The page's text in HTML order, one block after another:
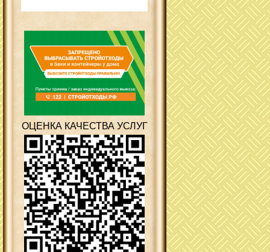
ОЦЕНКА КАЧЕСТВА УСЛУГ